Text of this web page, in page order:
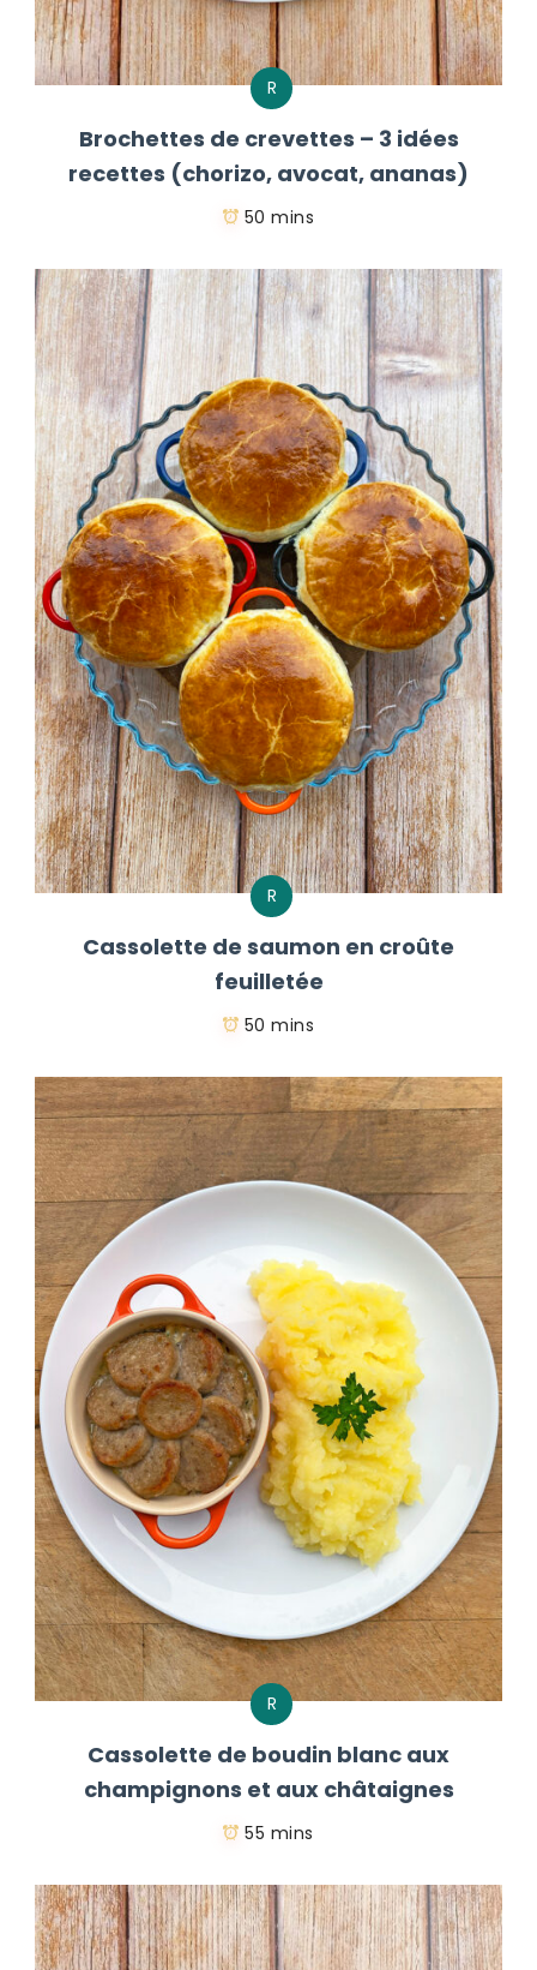
R
Brochettes de crevettes – 3 idées
recettes (chorizo, avocat, ananas)
50 mins
R
Cassolette de saumon en croûte
feuilletée
50 mins
R
Cassolette de boudin blanc aux
champignons et aux châtaignes
55 mins